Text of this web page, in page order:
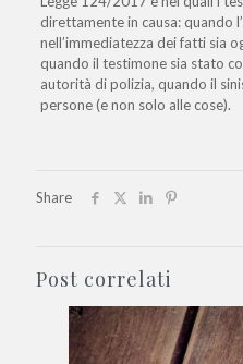
direttamente in causa: quando
nell’immediatezza dei fatti sia
quando il testimone sia stato
autorità di polizia, quando il
persone (e non solo alle cose).
Share
Post correlati